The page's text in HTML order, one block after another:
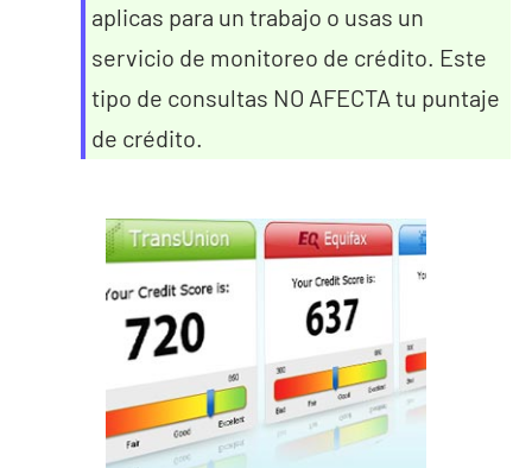
aplicas para un trabajo o usas un
servicio de monitoreo de crédito. Este
tipo de consultas NO AFECTA tu puntaje
de crédito.